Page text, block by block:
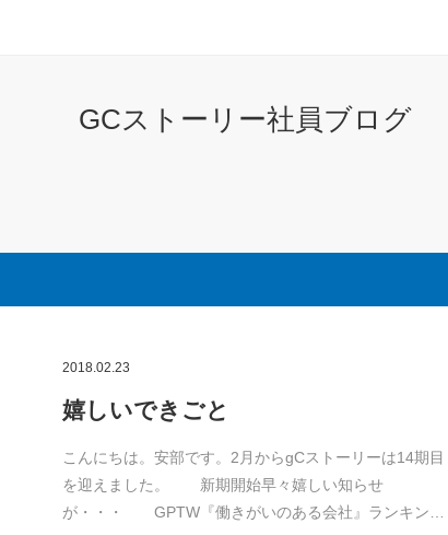
GCストーリー社員ブログ
2018.02.23
嬉しいできごと
こんにちは。安部です。2月からgCストーリーは14期目
を迎えました。 新期開始早々嬉しい知らせ
が・・・ GPTW『働きがいのある会社』ランキン…